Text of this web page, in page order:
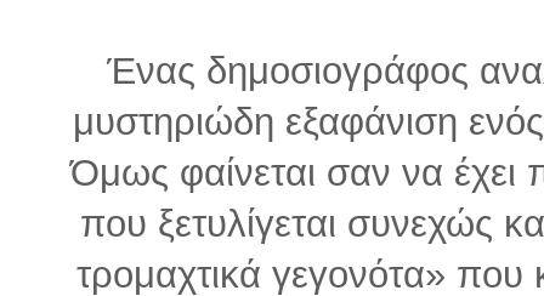
Ένας δημοσιογράφος
μυστηριώδη εξαφάνιση
Όμως φαίνεται σαν να έχει
που ξετυλίγεται συνεχώς
τρομαχτικά γεγονότα» που